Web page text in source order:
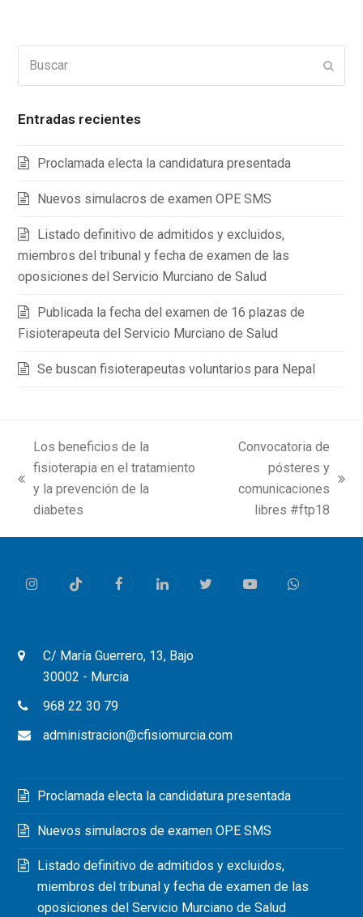
Entradas recientes
Proclamada electa la candidatura presentada
Nuevos simulacros de examen OPE SMS
Listado definitivo de admitidos y excluidos,
miembros del tribunal y fecha de examen de las
oposiciones del Servicio Murciano de Salud
Publicada la fecha del examen de 16 plazas de
Fisioterapeuta del Servicio Murciano de Salud
Se buscan fisioterapeutas voluntarios para Nepal
previous
post:
Los beneficios de la
fisioterapia en el tratamiento
y la prevención de la
diabetes
Convocatoria de
pósteres y
comunicaciones
libres #ftp18
InstagramTiktok FacebookLinkedInTwitterYoutubeWhatsapp
C/ María Guerrero, 13, Bajo
30002 - Murcia
968 22 30 79
administracion@cfisiomurcia.com
Proclamada electa la candidatura presentada
Nuevos simulacros de examen OPE SMS
Listado definitivo de admitidos y excluidos,
miembros del tribunal y fecha de examen de las
oposiciones del Servicio Murciano de Salud